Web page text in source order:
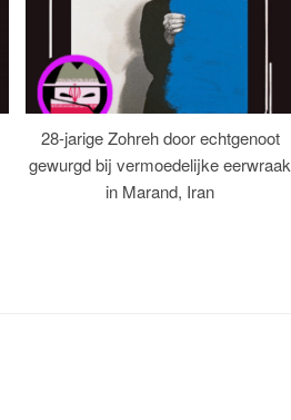
28-jarige Zohreh door echtgenoot
gewurgd bij vermoedelijke eerwraak
in Marand, Iran